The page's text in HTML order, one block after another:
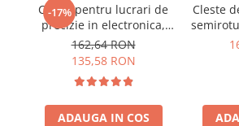
-17%
Cleste pentru lucrari de
precizie in electronica,
Knipex 35 31 115
162,64 RON
135,58 RON
ADAUGA IN COS
Cleste